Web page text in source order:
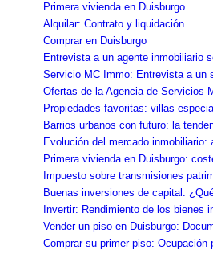
Primera vivienda en Duisburgo
Alquilar: Contrato y liquidación
Comprar en Duisburgo
Entrevista a un agente inmobiliario
Servicio MC Immo: Entrevista a un
Ofertas de la Agencia de Servicios
Propiedades favoritas: villas
Barrios urbanos con futuro: la
Evolución del mercado inmobiliario:
Primera vivienda en Duisburgo:
Impuesto sobre transmisiones
Buenas inversiones de capital:
Invertir: Rendimiento de los bienes
Vender un piso en Duisburgo:
Comprar su primer piso: Ocupación